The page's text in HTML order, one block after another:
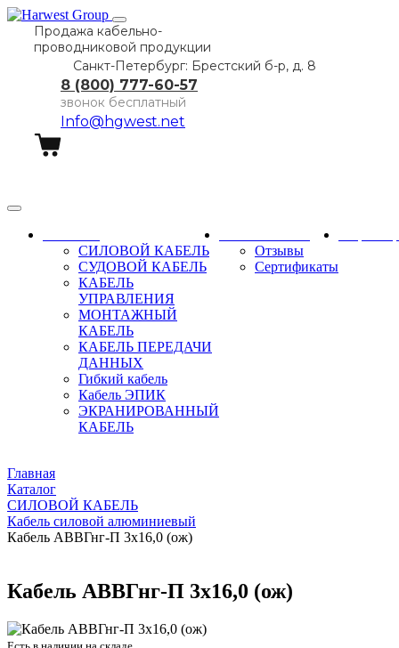
Продажа кабельно-
проводниковой продукции
Санкт-Петербург: Брестский б-р, д. 8
8 (800) 777-60-57
звонок бесплатный
Info@hgwest.net
СИЛОВОЙ КАБЕЛЬ
СУДОВОЙ КАБЕЛЬ
КАБЕЛЬ
УПРАВЛЕНИЯ
МОНТАЖНЫЙ
КАБЕЛЬ
КАБЕЛЬ ПЕРЕДАЧИ
ДАННЫХ
Гибкий кабель
Кабель ЭПИК
ЭКРАНИРОВАННЫЙ
КАБЕЛЬ
Отзывы
Сертификаты
Главная
Каталог
СИЛОВОЙ КАБЕЛЬ
Кабель силовой алюминиевый
Кабель АВВГнг-П 3х16,0 (ож)
Кабель АВВГнг-П 3х16,0 (ож)